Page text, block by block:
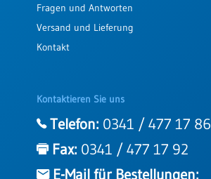
Fragen und Antworten
Versand und Lieferung
Kontakt
Kontaktieren Sie uns
Telefon: 0341 / 477 17 86
Fax: 0341 / 477 17 92
E-Mail für Bestellungen: